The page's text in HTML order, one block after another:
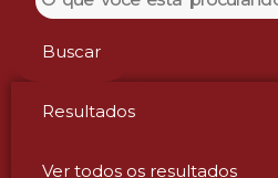
Buscar
Resultados
Ver todos os resultados